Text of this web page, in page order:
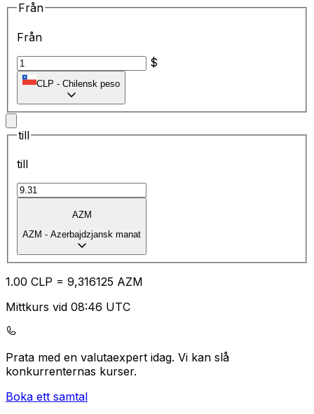
Från
Från
$
CLP - Chilensk peso
till
till
AZM
AZM - Azerbajdzjansk manat
1.00 CLP = 9,316125 AZM
Mittkurs vid 08:46 UTC
Prata med en valutaexpert idag. Vi kan slå
konkurrenternas kurser.
Boka ett samtal